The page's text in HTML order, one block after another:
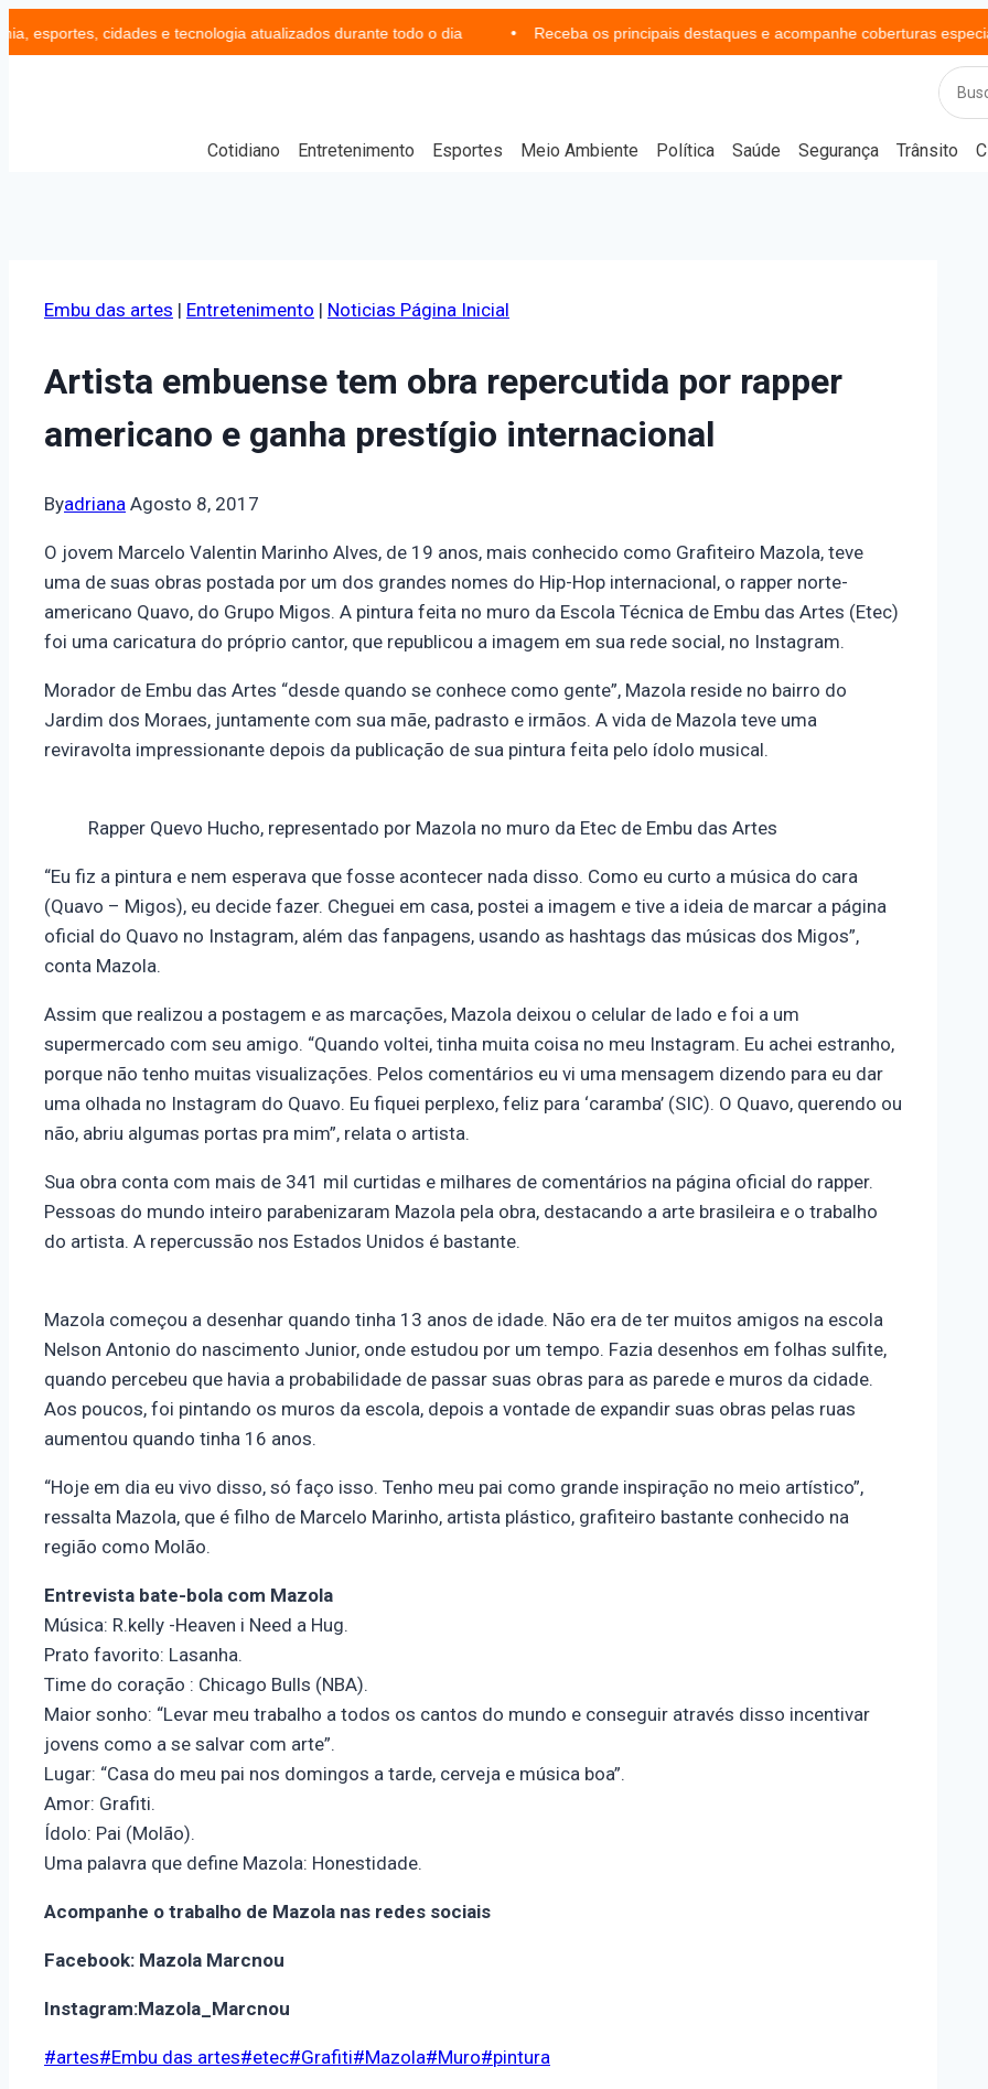
cidades e tecnologia atualizados durante todo o dia Receba os principais destaques e acompanhe coberturas especiais
Cotidiano Entretenimento Esportes Meio Ambiente Política Saúde Segurança Trânsito
Embu das artes | Entretenimento | Noticias Página Inicial
Artista embuense tem obra repercutida por rapper
americano e ganha prestígio internacional
Byadriana Agosto 8, 2017
O jovem Marcelo Valentin Marinho Alves, de 19 anos, mais conhecido como Grafiteiro Mazola, teve
uma de suas obras postada por um dos grandes nomes do Hip-Hop internacional, o rapper norte-
americano Quavo, do Grupo Migos. A pintura feita no muro da Escola Técnica de Embu das Artes (Etec)
foi uma caricatura do próprio cantor, que republicou a imagem em sua rede social, no Instagram.
Morador de Embu das Artes “desde quando se conhece como gente”, Mazola reside no bairro do
Jardim dos Moraes, juntamente com sua mãe, padrasto e irmãos. A vida de Mazola teve uma
reviravolta impressionante depois da publicação de sua pintura feita pelo ídolo musical.
Rapper Quevo Hucho, representado por Mazola no muro da Etec de Embu das Artes
“Eu fiz a pintura e nem esperava que fosse acontecer nada disso. Como eu curto a música do cara
(Quavo – Migos), eu decide fazer. Cheguei em casa, postei a imagem e tive a ideia de marcar a página
oficial do Quavo no Instagram, além das fanpagens, usando as hashtags das músicas dos Migos”,
conta Mazola.
Assim que realizou a postagem e as marcações, Mazola deixou o celular de lado e foi a um
supermercado com seu amigo. “Quando voltei, tinha muita coisa no meu Instagram. Eu achei estranho,
porque não tenho muitas visualizações. Pelos comentários eu vi uma mensagem dizendo para eu dar
uma olhada no Instagram do Quavo. Eu fiquei perplexo, feliz para ‘caramba’ (SIC). O Quavo, querendo ou
não, abriu algumas portas pra mim”, relata o artista.
Sua obra conta com mais de 341 mil curtidas e milhares de comentários na página oficial do rapper.
Pessoas do mundo inteiro parabenizaram Mazola pela obra, destacando a arte brasileira e o trabalho
do artista. A repercussão nos Estados Unidos é bastante.
Mazola começou a desenhar quando tinha 13 anos de idade. Não era de ter muitos amigos na escola
Nelson Antonio do nascimento Junior, onde estudou por um tempo. Fazia desenhos em folhas sulfite,
quando percebeu que havia a probabilidade de passar suas obras para as parede e muros da cidade.
Aos poucos, foi pintando os muros da escola, depois a vontade de expandir suas obras pelas ruas
aumentou quando tinha 16 anos.
“Hoje em dia eu vivo disso, só faço isso. Tenho meu pai como grande inspiração no meio artístico”,
ressalta Mazola, que é filho de Marcelo Marinho, artista plástico, grafiteiro bastante conhecido na
região como Molão.
Entrevista bate-bola com Mazola
Música: R.kelly -Heaven i Need a Hug.
Prato favorito: Lasanha.
Time do coração : Chicago Bulls (NBA).
Maior sonho: “Levar meu trabalho a todos os cantos do mundo e conseguir através disso incentivar
jovens como a se salvar com arte”.
Lugar: “Casa do meu pai nos domingos a tarde, cerveja e música boa”.
Amor: Grafiti.
Ídolo: Pai (Molão).
Uma palavra que define Mazola: Honestidade.
Acompanhe o trabalho de Mazola nas redes sociais
Facebook: Mazola Marcnou
Instagram:Mazola_Marcnou
#artes#Embu das artes#etec#Grafiti#Mazola#Muro#pintura